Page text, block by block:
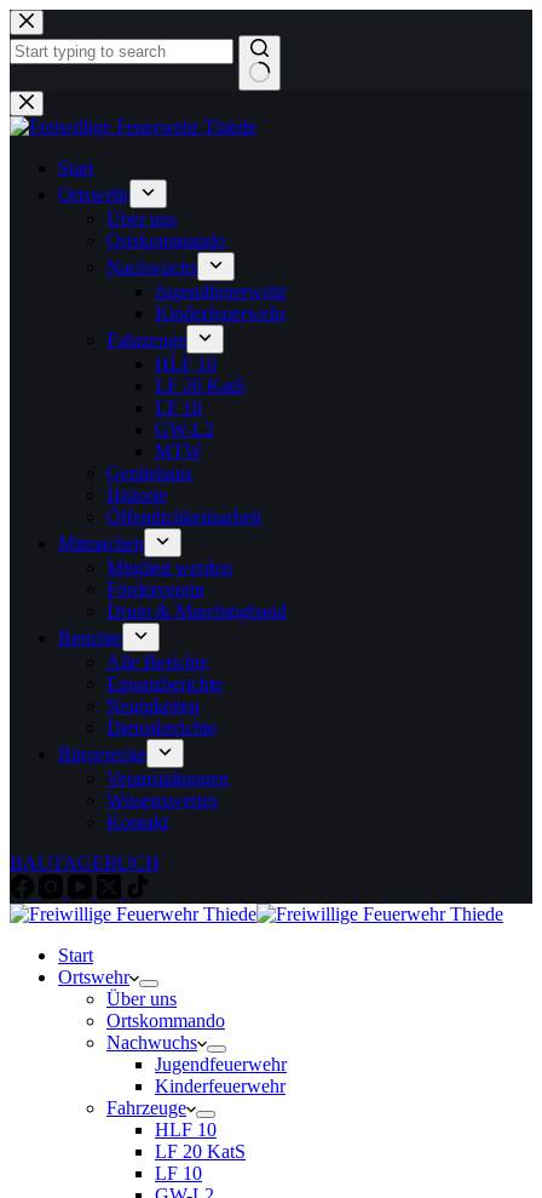
Zum
Inhalt
springen
Keine
Ergebnisse
Start
Ortswehr
Über uns
Ortskommando
Nachwuchs
Jugendfeuerwehr
Kinderfeuerwehr
Fahrzeuge
HLF 10
LF 20 KatS
LF 10
GW-L2
MTW
Gerätehaus
Historie
Öffentlichkeitsarbeit
Mitmachen
Mitglied werden
Förderverein
Drum & Marchingband
Berichte
Alle Berichte
Einsatzberichte
Neuigkeiten
Dienstberichte
Bürgerecke
Veranstaltungen
Wissenswertes
Kontakt
BAUTAGEBUCH
Start
Ortswehr
Über uns
Ortskommando
Nachwuchs
Jugendfeuerwehr
Kinderfeuerwehr
Fahrzeuge
HLF 10
LF 20 KatS
LF 10